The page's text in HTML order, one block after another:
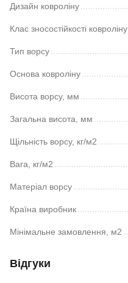
Дизайн ковроліну
Клас зносостійкості ковроліну
Тип ворсу
Основа ковроліну
Висота ворсу, мм
Загальна висота, мм
Щільність ворсу, кг/м2
Вага, кг/м2
Матеріал ворсу
Країна виробник
Мінімальне замовлення, м2
Відгуки